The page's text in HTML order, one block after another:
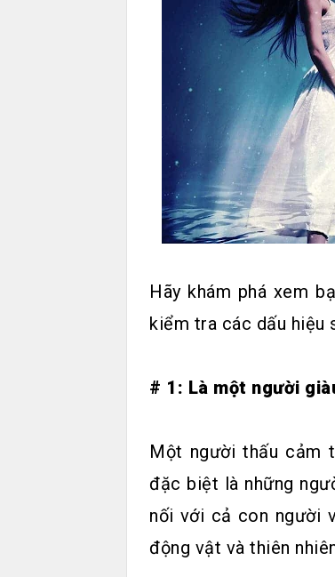
Hãy khám phá xem
kiểm tra các dấu hiệu
# 1: Là một người
Một người thấu cảm
đặc biệt là những
nối với cả con người
động vật và thiên